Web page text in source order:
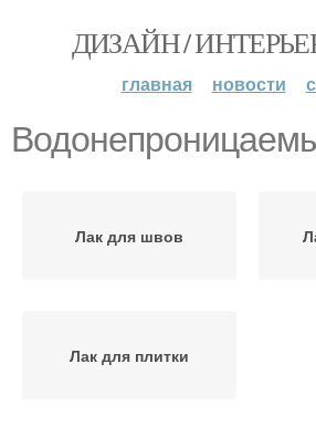
ДИЗАЙН /
главная новости
Лак для швов
Лак для плитки